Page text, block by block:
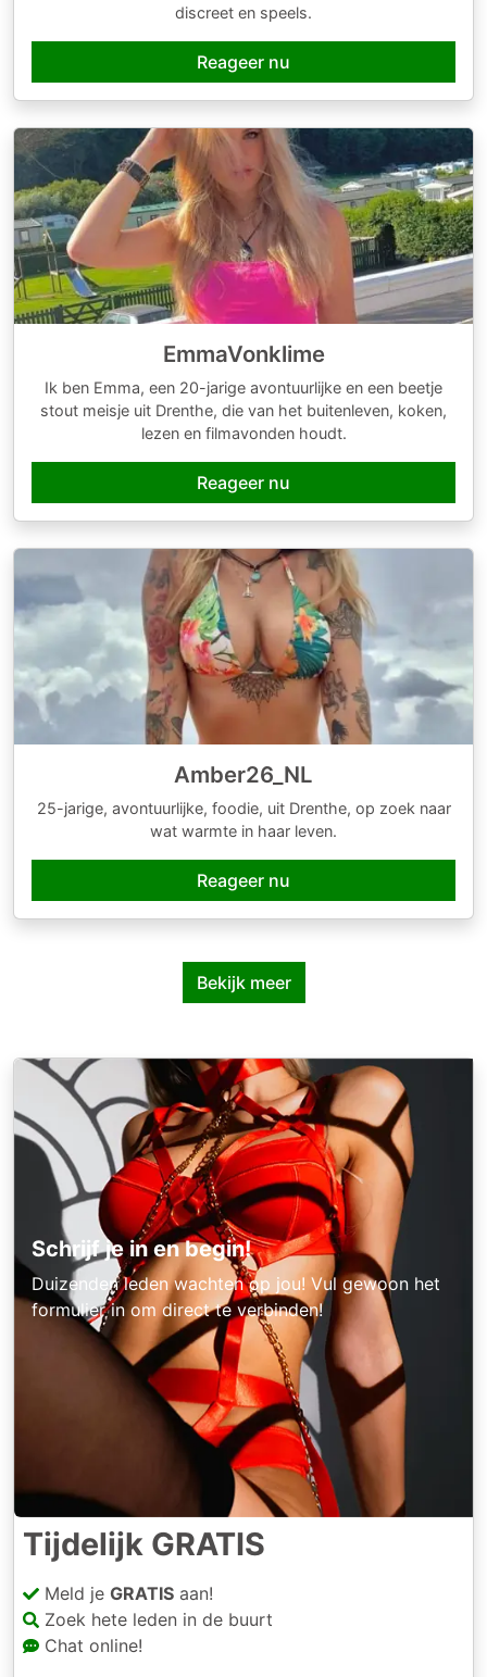
discreet en speels.
Reageer nu
EmmaVonklime
Ik ben Emma, een 20-jarige avontuurlijke en een beetje
stout meisje uit Drenthe, die van het buitenleven, koken,
lezen en filmavonden houdt.
Reageer nu
Amber26_NL
25-jarige, avontuurlijke, foodie, uit Drenthe, op zoek naar
wat warmte in haar leven.
Reageer nu
Bekijk meer
Schrijf je in en begin!
Duizenden leden wachten op jou! Vul gewoon het
formulier in om direct te verbinden!
Tijdelijk GRATIS
Meld je GRATIS aan!
Zoek hete leden in de buurt
Chat online!